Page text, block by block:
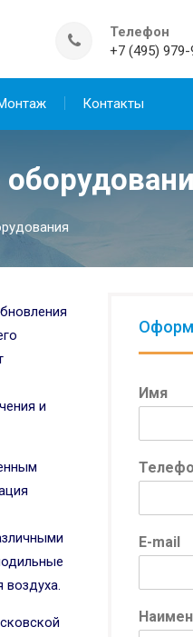
Телефон
+7 (495)
Контакты
и
Имя
E-mail